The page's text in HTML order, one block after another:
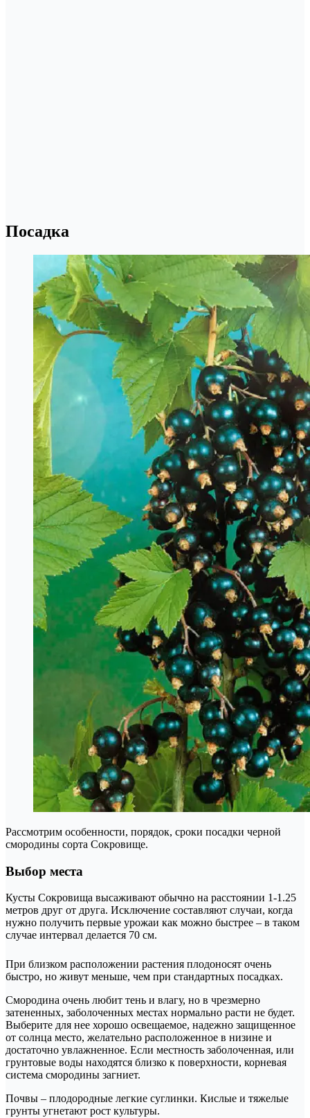
Посадка
Рассмотрим особенности, порядок, сроки посадки черной
смородины сорта Сокровище.
Выбор места
Кусты Сокровища высаживают обычно на расстоянии 1-1.25
метров друг от друга. Исключение составляют случаи, когда
нужно получить первые урожаи как можно быстрее – в таком
случае интервал делается 70 см.
При близком расположении растения плодоносят очень
быстро, но живут меньше, чем при стандартных посадках.
Смородина очень любит тень и влагу, но в чрезмерно
затененных, заболоченных местах нормально расти не будет.
Выберите для нее хорошо освещаемое, надежно защищенное
от солнца место, желательно расположенное в низине и
достаточно увлажненное. Если местность заболоченная, или
грунтовые воды находятся близко к поверхности, корневая
система смородины загниет.
Почвы – плодородные легкие суглинки. Кислые и тяжелые
грунты угнетают рост культуры.